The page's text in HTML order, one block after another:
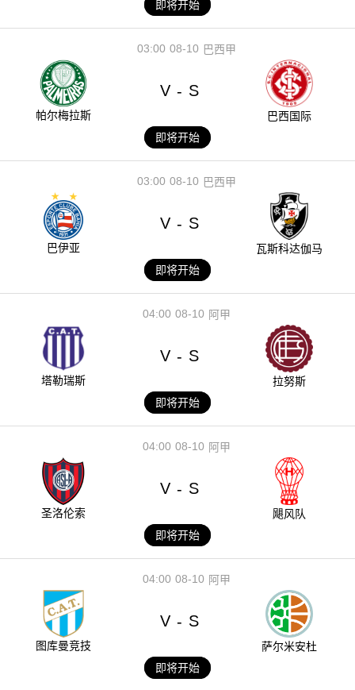
即将开始
08-10
03:00 巴西甲
帕尔梅拉斯
V - S
巴西国际
即将开始
08-10
03:00 巴西甲
巴伊亚
V - S
瓦斯科达伽马
即将开始
08-10
04:00 阿甲
塔勒瑞斯
V - S
拉努斯
即将开始
08-10
04:00 阿甲
圣洛伦索
V - S
飓风队
即将开始
08-10
04:00 阿甲
图库曼竞技
V - S
萨尔米安杜
即将开始